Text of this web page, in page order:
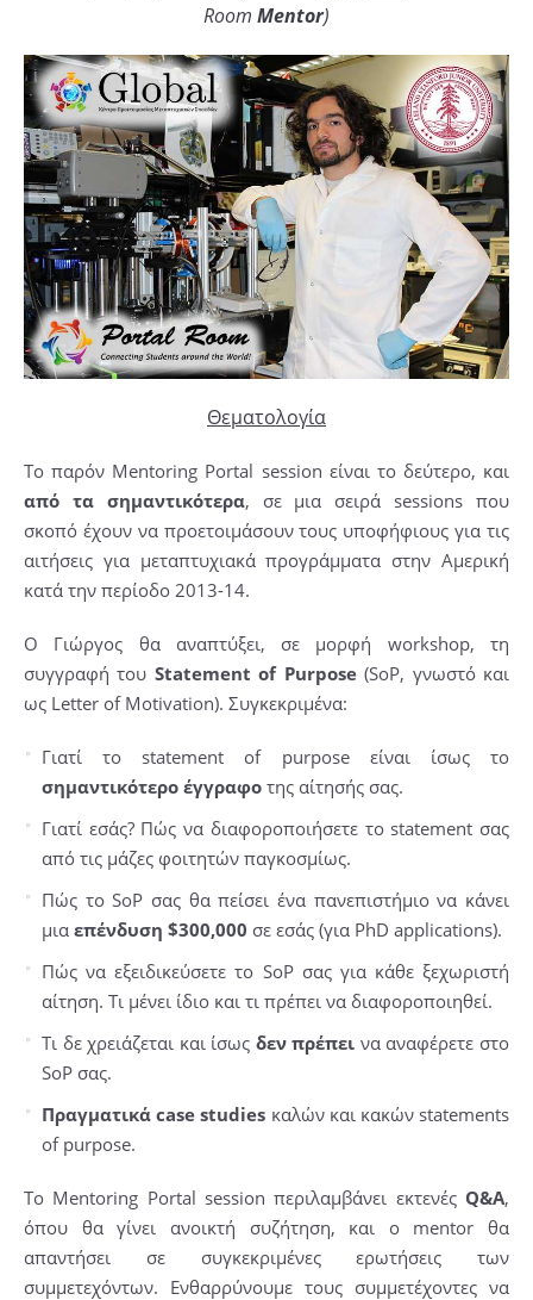
Room Mentor)
Θεματολογία
Το παρόν Mentoring Portal session είναι το δεύτερο, και
από τα σημαντικότερα, σε μια σειρά sessions που
σκοπό έχουν να προετοιμάσουν τους υποφήφιους για τις
αιτήσεις για μεταπτυχιακά προγράμματα στην Αμερική
κατά την περίοδο 2013-14.
Ο Γιώργος θα αναπτύξει, σε μορφή workshop, τη
συγγραφή του Statement of Purpose(SoP, γνωστό και
ως Letter of Motivation). Συγκεκριμένα:
Γιατί το statement of purpose είναι ίσως το
σημαντικότερο έγγραφο της αίτησής σας.
Γιατί εσάς? Πώς να διαφοροποιήσετε το statement σας
από τις μάζες φοιτητών παγκοσμίως.
Πώς το SoP σας θα πείσει ένα πανεπιστήμιο να κάνει
μια επένδυση $300,000 σε εσάς (για PhD applications).
Πώς να εξειδικεύσετε το SoP σας για κάθε ξεχωριστή
αίτηση. Τι μένει ίδιο και τι πρέπει να διαφοροποιηθεί.
Τι δε χρειάζεται και ίσως δεν πρέπει να αναφέρετε στο
SoP σας.
Πραγματικά case studies καλών και κακών statements
of purpose.
Το Mentoring Portal session περιλαμβάνει εκτενές Q&A,
όπου θα γίνει ανοικτή συζήτηση, και ο mentor θα
απαντήσει σε συγκεκριμένες ερωτήσεις των
συμμετεχόντων. Ενθαρρύνουμε τους συμμετέχοντες να